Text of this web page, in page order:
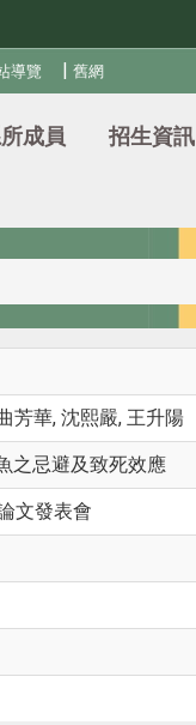
導覽 |舊網
成員 招生資訊
芳華, 沈熙嚴, 王升陽
之忌避及致死效應
文發表會